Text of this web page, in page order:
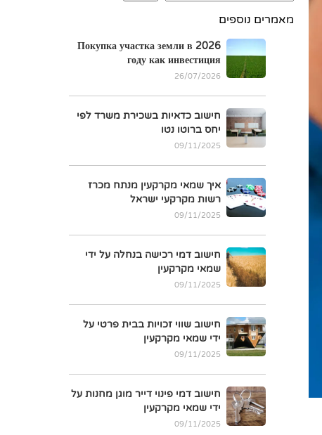
מאמרים נוספים
Покупка участка земли в 2026
году как инвестиция
26/07/2026
חישוב כדאיות בשכירת משרד לפי
יחס ברוטו נטו
09/11/2025
איך שמאי מקרקעין מנתח מכרז
רשות מקרקעי ישראל
09/11/2025
חישוב דמי רכישה בנחלה על ידי
שמאי מקרקעין
09/11/2025
חישוב שווי זכויות בבית פרטי על
ידי שמאי מקרקעין
09/11/2025
חישוב דמי פינוי דייר מוגן מחנות על
ידי שמאי מקרקעין
09/11/2025